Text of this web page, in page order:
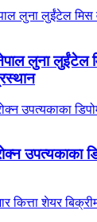
लुना लुईंटेल
उपत्यकाका